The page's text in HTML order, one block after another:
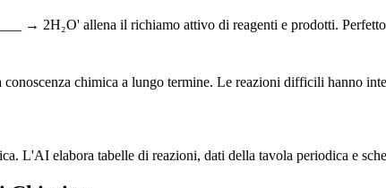
→ 2H₂O' allena il richiamo attivo di reagenti e prodotti.
conoscenza chimica a lungo termine. Le reazioni difficili hanno
L'AI elabora tabelle di reazioni, dati della tavola periodica e